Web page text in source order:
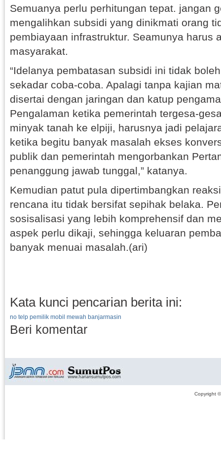
Semuanya perlu perhitungan tepat. jangan
mengalihkan subsidi yang dinikmati orang
pembiayaan infrastruktur. Seamunya harus
masyarakat.
“Idelanya pembatasan subsidi ini tidak
sekadar coba-coba. Apalagi tanpa kajian
disertai dengan jaringan dan katup
Pengalaman ketika pemerintah tergesa-
minyak tanah ke elpiji, harusnya jadi
ketika begitu banyak masalah ekses
publik dan pemerintah mengorbankan
penanggung jawab tunggal,” katanya.
Kemudian patut pula dipertimbangkan
rencana itu tidak bersifat sepihak belaka.
sosisalisasi yang lebih komprehensif dan
aspek perlu dikaji, sehingga keluaran
banyak menuai masalah.(ari)
Kata kunci pencarian berita ini:
no telp pemilik mobil mewah banjarmasin
Beri komentar
Copyright